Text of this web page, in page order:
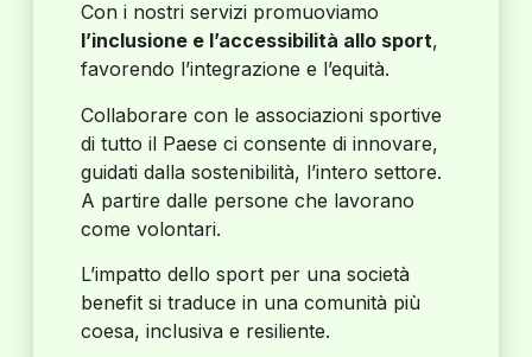
Con i nostri servizi promuoviamo
l’inclusione e l’accessibilità allo sport,
favorendo l’integrazione e l’equità.
Collaborare con le associazioni sportive
di tutto il Paese ci consente di innovare,
guidati dalla sostenibilità, l’intero settore.
A partire dalle persone che lavorano
come volontari.
L’impatto dello sport per una società
benefit si traduce in una comunità più
coesa, inclusiva e resiliente.